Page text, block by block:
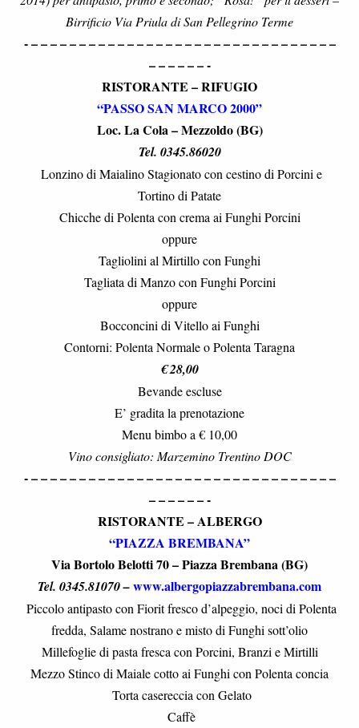
Birrificio Via Priula di San Pellegrino Terme
- – – – – – – – – – – – – – – – – – – – – – – – – – – – – – – – –
– – – – – – -
RISTORANTE – RIFUGIO
“PASSO SAN MARCO 2000”
Loc. La Cola – Mezzoldo (BG)
Tel. 0345.86020
Lonzino di Maialino Stagionato con cestino di Porcini e
Tortino di Patate
Chicche di Polenta con crema ai Funghi Porcini
oppure
Tagliolini al Mirtillo con Funghi
Tagliata di Manzo con Funghi Porcini
oppure
Bocconcini di Vitello ai Funghi
Contorni: Polenta Normale o Polenta Taragna
€ 28,00
Bevande escluse
E’ gradita la prenotazione
Menu bimbo a € 10,00
Vino consigliato: Marzemino Trentino DOC
- – – – – – – – – – – – – – – – – – – – – – – – – – – – – – – – –
– – – – – – -
RISTORANTE – ALBERGO
“PIAZZA BREMBANA”
Via Bortolo Belotti 70 – Piazza Brembana (BG)
Tel. 0345.81070 –www.albergopiazzabrembana.com
Piccolo antipasto con Fiorit fresco d’alpeggio, noci di Polenta
fredda, Salame nostrano e misto di Funghi sott’olio
Millefoglie di pasta fresca con Porcini, Branzi e Mirtilli
Mezzo Stinco di Maiale cotto ai Funghi con Polenta concia
Torta casereccia con Gelato
Caffè